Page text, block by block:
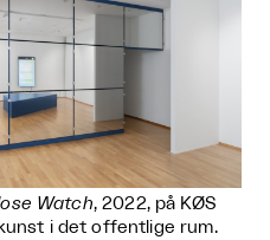
Watch, 2022, på KØS
i det offentlige rum.